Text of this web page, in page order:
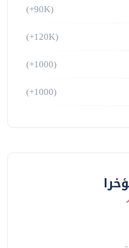
(+90K)
(+120K)
(+1000)
(+1000)